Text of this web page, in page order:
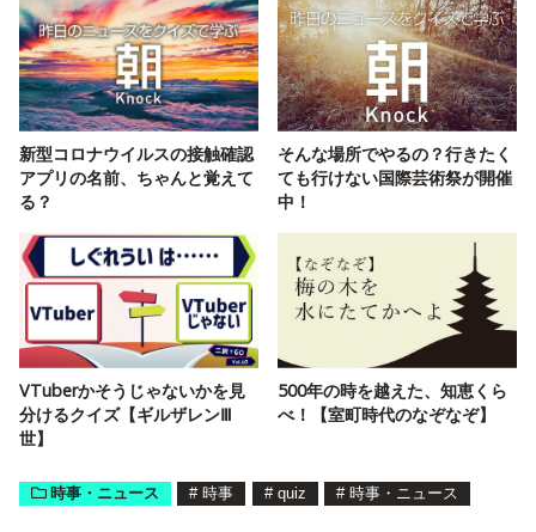
新型コロナウイルスの接触確認
アプリの名前、ちゃんと覚えて
る？
そんな場所でやるの？行きたく
ても行けない国際芸術祭が開催
中！
VTuberかそうじゃないかを見
分けるクイズ【ギルザレンⅢ
世】
500年の時を越えた、知恵くら
べ！【室町時代のなぞなぞ】
時事・ニュース # 時事 # quiz # 時事・ニュース